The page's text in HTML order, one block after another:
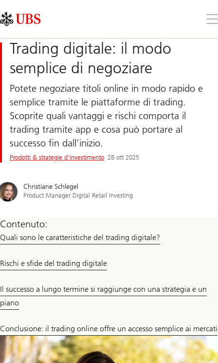
Links
Area
il
Trading digitale: il modo
semplice di negoziare
Potete negoziare titoli online in modo rapido e
semplice tramite le piattaforme di trading.
Scoprite quali vantaggi e rischi comporta il
trading tramite app e cosa può portare al
successo fin dall’inizio.
Prodotti & strategie d’investimento 28 ott 2025
Christiane Schlegel
Product Manager Digital Retail Investing
Contenuto:
Quali sono le caratteristiche del trading digitale?
Rischi e sfide del trading digitale
Il successo a lungo termine si raggiunge con una strategia e un
piano
Conclusione: il trading online offre un accesso semplice ai mercati